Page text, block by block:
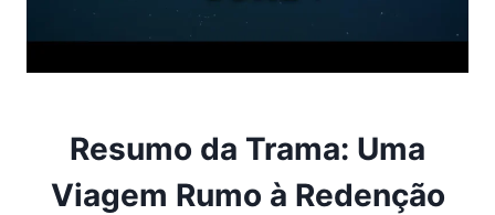
Resumo da Trama: Uma
Viagem Rumo à Redenção